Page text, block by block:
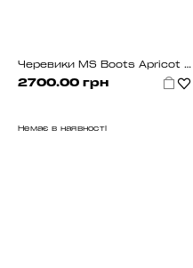
Черевики MS Boots Apricot (хутро)
2700.00 грн
Немає в наявності